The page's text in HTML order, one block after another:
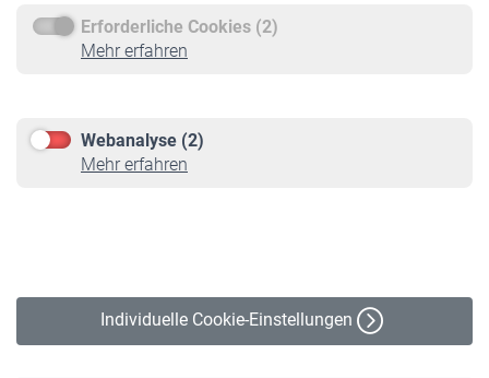
Erforderliche Cookies (2)
Mehr erfahren
Webanalyse (2)
Mehr erfahren
Individuelle Cookie-Einstellungen
Service
Informationen
Online-Rechner
VBLnewsletter
Erklärung zur Barrierefreiheit